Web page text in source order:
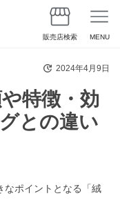
販売店検索 MENU
特徴・効
との違い
2024年4月9日
なポイントとなる「絨